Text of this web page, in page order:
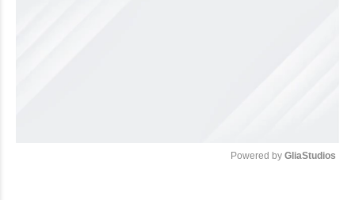
Powered by GliaStudios